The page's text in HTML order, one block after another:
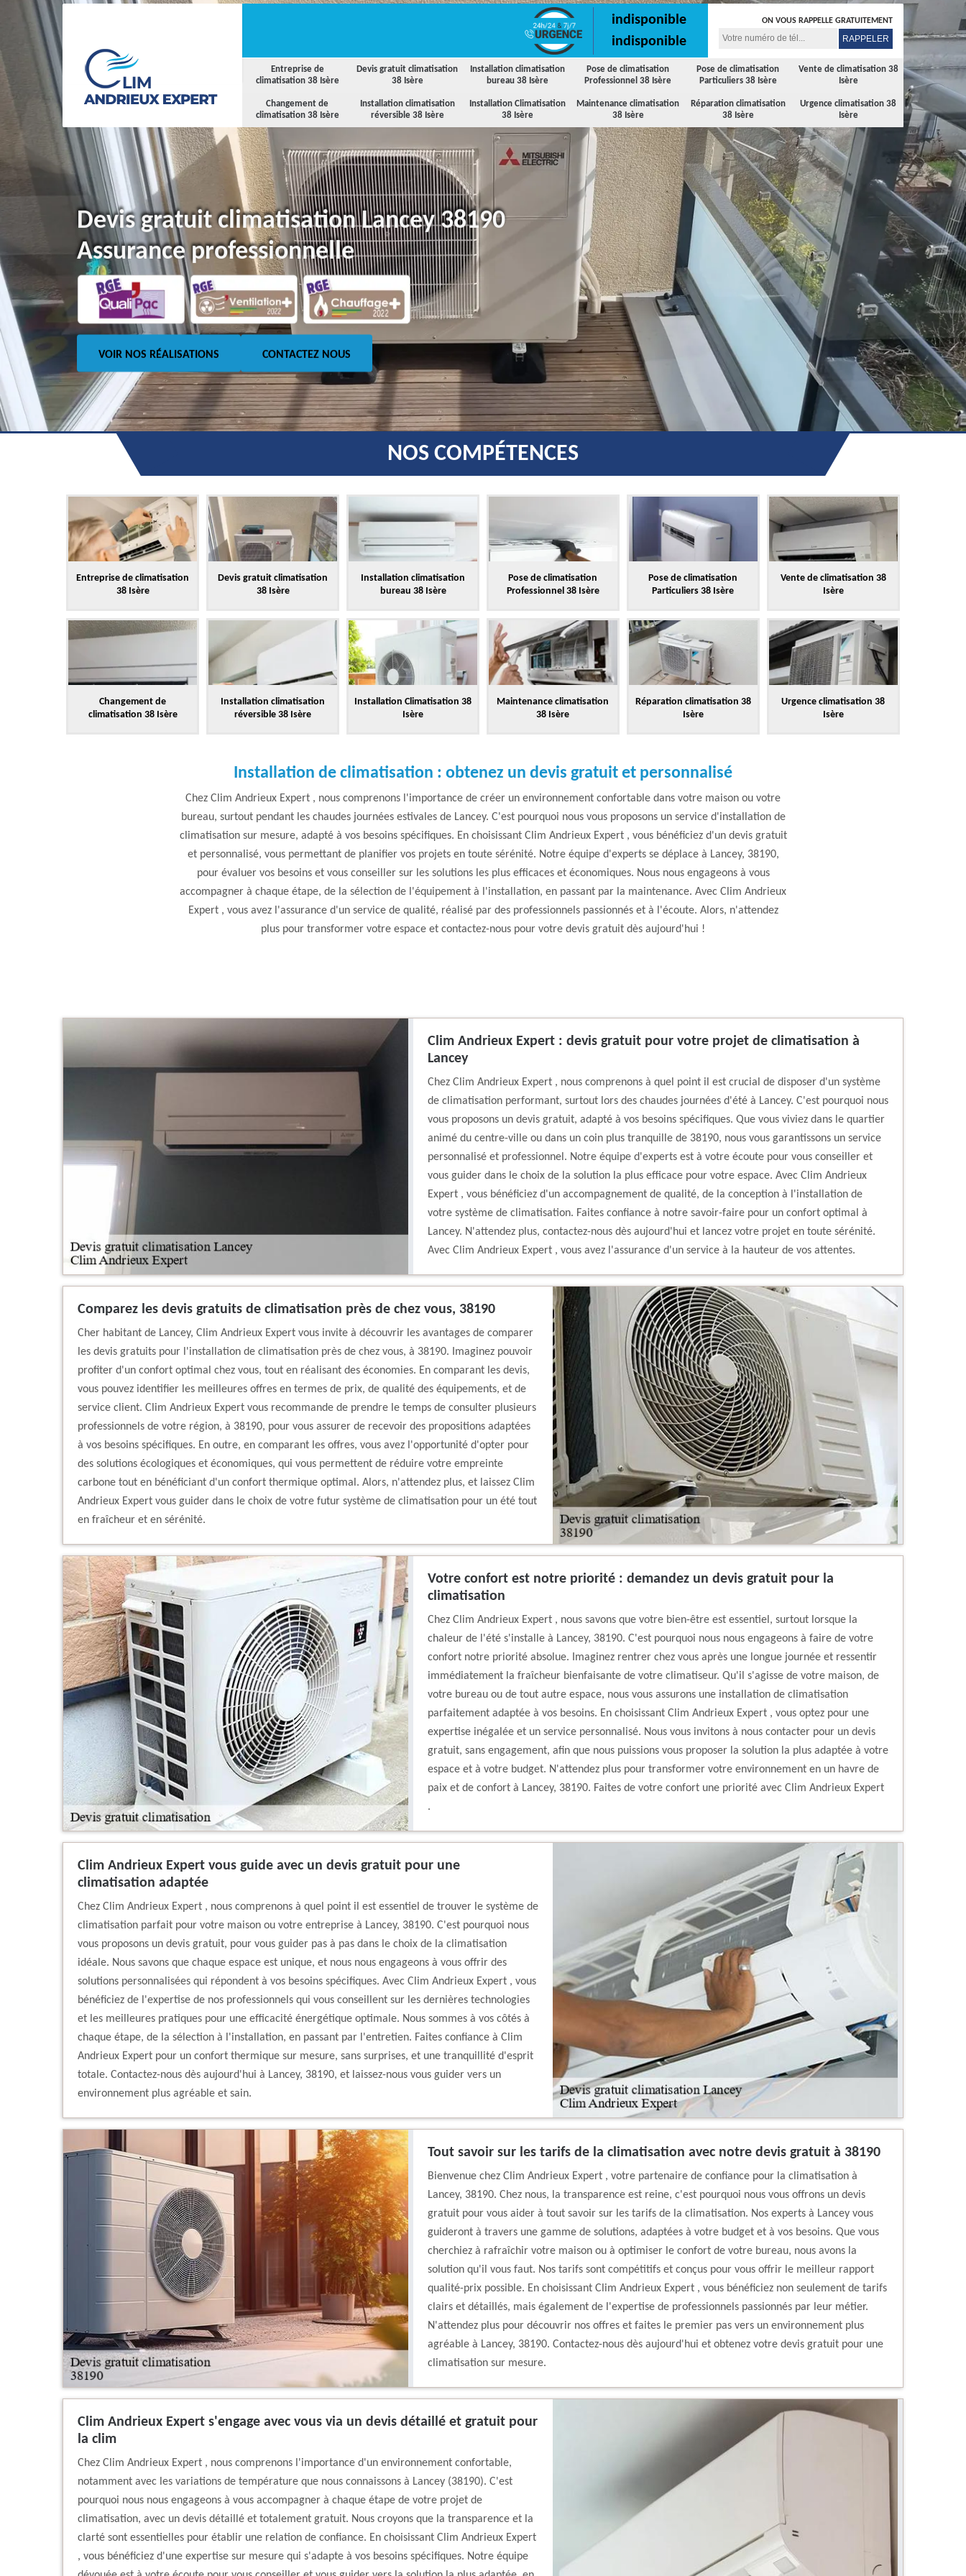
Entreprise de
climatisation 38 Isère
Devis gratuit climatisation
38 Isère
Installation climatisation
bureau 38 Isère
Pose de climatisation
Professionnel 38 Isère
Pose de climatisation
Particuliers 38 Isère
Vente de climatisation 38
Isère
Changement de
climatisation 38 Isère
Installation climatisation
réversible 38 Isère
Installation Climatisation
38 Isère
Maintenance climatisation
38 Isère
Réparation climatisation
38 Isère
Urgence climatisation 38
Isère
indisponible
indisponible
ON VOUS RAPPELLE GRATUITEMENT
Devis gratuit climatisation Lancey 38190
Assurance professionnelle
VOIR NOS RÉALISATIONS CONTACTEZ NOUS
NOS COMPÉTENCES
Entreprise de climatisation
38 Isère
Devis gratuit climatisation
38 Isère
Installation climatisation
bureau 38 Isère
Pose de climatisation
Professionnel 38 Isère
Pose de climatisation
Particuliers 38 Isère
Vente de climatisation 38
Isère
Changement de
climatisation 38 Isère
Installation climatisation
réversible 38 Isère
Installation Climatisation 38
Isère
Maintenance climatisation
38 Isère
Réparation climatisation 38
Isère
Urgence climatisation 38
Isère
Installation de climatisation : obtenez un devis gratuit et personnalisé
Chez Clim Andrieux Expert , nous comprenons l'importance de créer un environnement confortable dans votre maison ou votre
bureau, surtout pendant les chaudes journées estivales de Lancey. C'est pourquoi nous vous proposons un service d'installation de
climatisation sur mesure, adapté à vos besoins spécifiques. En choisissant Clim Andrieux Expert , vous bénéficiez d'un devis gratuit
et personnalisé, vous permettant de planifier vos projets en toute sérénité. Notre équipe d'experts se déplace à Lancey, 38190,
pour évaluer vos besoins et vous conseiller sur les solutions les plus efficaces et économiques. Nous nous engageons à vous
accompagner à chaque étape, de la sélection de l'équipement à l'installation, en passant par la maintenance. Avec Clim Andrieux
Expert , vous avez l'assurance d'un service de qualité, réalisé par des professionnels passionnés et à l'écoute. Alors, n'attendez
plus pour transformer votre espace et contactez-nous pour votre devis gratuit dès aujourd'hui !
Clim Andrieux Expert : devis gratuit pour votre projet de climatisation à
Lancey
Chez Clim Andrieux Expert , nous comprenons à quel point il est crucial de disposer d'un système
de climatisation performant, surtout lors des chaudes journées d'été à Lancey. C'est pourquoi nous
vous proposons un devis gratuit, adapté à vos besoins spécifiques. Que vous viviez dans le quartier
animé du centre-ville ou dans un coin plus tranquille de 38190, nous vous garantissons un service
personnalisé et professionnel. Notre équipe d'experts est à votre écoute pour vous conseiller et
vous guider dans le choix de la solution la plus efficace pour votre espace. Avec Clim Andrieux
Expert , vous bénéficiez d'un accompagnement de qualité, de la conception à l'installation de
votre système de climatisation. Faites confiance à notre savoir-faire pour un confort optimal à
Lancey. N'attendez plus, contactez-nous dès aujourd'hui et lancez votre projet en toute sérénité.
Avec Clim Andrieux Expert , vous avez l'assurance d'un service à la hauteur de vos attentes.
Comparez les devis gratuits de climatisation près de chez vous, 38190
Cher habitant de Lancey, Clim Andrieux Expert vous invite à découvrir les avantages de comparer
les devis gratuits pour l'installation de climatisation près de chez vous, à 38190. Imaginez pouvoir
profiter d'un confort optimal chez vous, tout en réalisant des économies. En comparant les devis,
vous pouvez identifier les meilleures offres en termes de prix, de qualité des équipements, et de
service client. Clim Andrieux Expert vous recommande de prendre le temps de consulter plusieurs
professionnels de votre région, à 38190, pour vous assurer de recevoir des propositions adaptées
à vos besoins spécifiques. En outre, en comparant les offres, vous avez l'opportunité d'opter pour
des solutions écologiques et économiques, qui vous permettent de réduire votre empreinte
carbone tout en bénéficiant d'un confort thermique optimal. Alors, n'attendez plus, et laissez Clim
Andrieux Expert vous guider dans le choix de votre futur système de climatisation pour un été tout
en fraîcheur et en sérénité.
Votre confort est notre priorité : demandez un devis gratuit pour la
climatisation
Chez Clim Andrieux Expert , nous savons que votre bien-être est essentiel, surtout lorsque la
chaleur de l'été s'installe à Lancey, 38190. C'est pourquoi nous nous engageons à faire de votre
confort notre priorité absolue. Imaginez rentrer chez vous après une longue journée et ressentir
immédiatement la fraîcheur bienfaisante de votre climatiseur. Qu'il s'agisse de votre maison, de
votre bureau ou de tout autre espace, nous vous assurons une installation de climatisation
parfaitement adaptée à vos besoins. En choisissant Clim Andrieux Expert , vous optez pour une
expertise inégalée et un service personnalisé. Nous vous invitons à nous contacter pour un devis
gratuit, sans engagement, afin que nous puissions vous proposer la solution la plus adaptée à votre
espace et à votre budget. N'attendez plus pour transformer votre environnement en un havre de
paix et de confort à Lancey, 38190. Faites de votre confort une priorité avec Clim Andrieux Expert
.
Clim Andrieux Expert vous guide avec un devis gratuit pour une
climatisation adaptée
Chez Clim Andrieux Expert , nous comprenons à quel point il est essentiel de trouver le système de
climatisation parfait pour votre maison ou votre entreprise à Lancey, 38190. C'est pourquoi nous
vous proposons un devis gratuit, pour vous guider pas à pas dans le choix de la climatisation
idéale. Nous savons que chaque espace est unique, et nous nous engageons à vous offrir des
solutions personnalisées qui répondent à vos besoins spécifiques. Avec Clim Andrieux Expert , vous
bénéficiez de l'expertise de nos professionnels qui vous conseillent sur les dernières technologies
et les meilleures pratiques pour une efficacité énergétique optimale. Nous sommes à vos côtés à
chaque étape, de la sélection à l'installation, en passant par l'entretien. Faites confiance à Clim
Andrieux Expert pour un confort thermique sur mesure, sans surprises, et une tranquillité d'esprit
totale. Contactez-nous dès aujourd'hui à Lancey, 38190, et laissez-nous vous guider vers un
environnement plus agréable et sain.
Tout savoir sur les tarifs de la climatisation avec notre devis gratuit à 38190
Bienvenue chez Clim Andrieux Expert , votre partenaire de confiance pour la climatisation à
Lancey, 38190. Chez nous, la transparence est reine, c'est pourquoi nous vous offrons un devis
gratuit pour vous aider à tout savoir sur les tarifs de la climatisation. Nos experts à Lancey vous
guideront à travers une gamme de solutions, adaptées à votre budget et à vos besoins. Que vous
cherchiez à rafraîchir votre maison ou à optimiser le confort de votre bureau, nous avons la
solution qu'il vous faut. Nos tarifs sont compétitifs et conçus pour vous offrir le meilleur rapport
qualité-prix possible. En choisissant Clim Andrieux Expert , vous bénéficiez non seulement de tarifs
clairs et détaillés, mais également de l'expertise de professionnels passionnés par leur métier.
N'attendez plus pour découvrir nos offres et faites le premier pas vers un environnement plus
agréable à Lancey, 38190. Contactez-nous dès aujourd'hui et obtenez votre devis gratuit pour une
climatisation sur mesure.
Clim Andrieux Expert s'engage avec vous via un devis détaillé et gratuit pour
la clim
Chez Clim Andrieux Expert , nous comprenons l'importance d'un environnement confortable,
notamment avec les variations de température que nous connaissons à Lancey (38190). C'est
pourquoi nous nous engageons à vous accompagner à chaque étape de votre projet de
climatisation, avec un devis détaillé et totalement gratuit. Nous croyons que la transparence et la
clarté sont essentielles pour établir une relation de confiance. En choisissant Clim Andrieux Expert
, vous bénéficiez d'une expertise sur mesure qui s'adapte à vos besoins spécifiques. Notre équipe